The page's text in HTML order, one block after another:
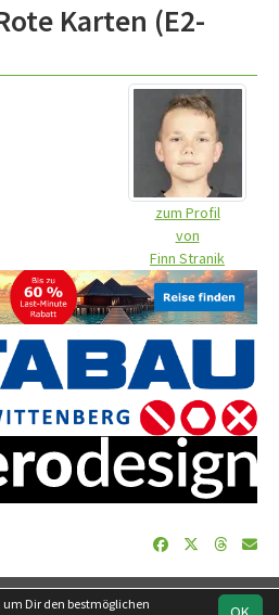
Karten (E2-
zum Profil
von
Finn Stranik
soccero.de
um Dir den bestmöglichen